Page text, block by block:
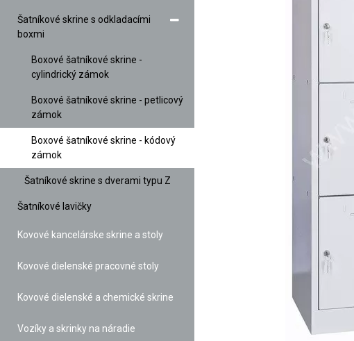
Šatníkové skrine s odkladacími
boxmi
Boxové šatníkové skrine -
cylindrický zámok
Boxové šatníkové skrine - petlicový
zámok
Boxové šatníkové skrine - kódový
zámok
Šatníkové skrine s dverami typu Z
Šatníkové lavičky
Kovové kancelárske skrine a stoly
Kovové dielenské pracovné stoly
Kovové dielenské a chemické skrine
Vozíky a skrinky na náradie